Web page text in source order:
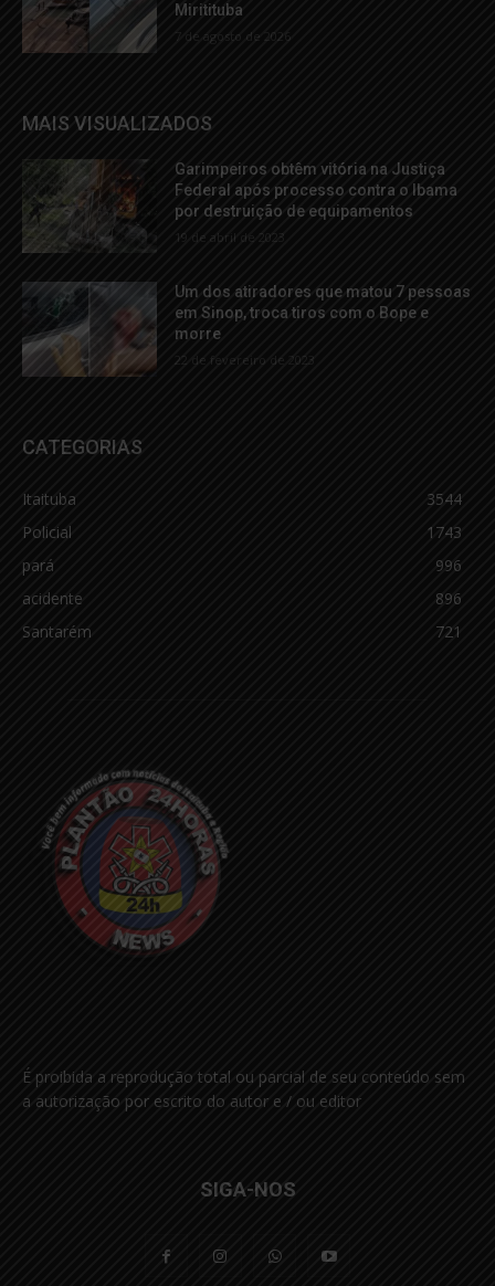
Miritituba
7 de agosto de 2026
MAIS VISUALIZADOS
Garimpeiros obtêm vitória na Justiça
Federal após processo contra o Ibama
por destruição de equipamentos
19 de abril de 2023
Um dos atiradores que matou 7 pessoas
em Sinop, troca tiros com o Bope e
morre
22 de fevereiro de 2023
CATEGORIAS
Itaituba
3544
Policial
1743
pará
996
acidente
896
Santarém
721
É proibida a reprodução total ou parcial de seu conteúdo sem
a autorização por escrito do autor e / ou editor
SIGA-NOS